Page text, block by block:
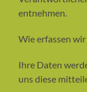
entnehmen.
Wie erfassen
Ihre Daten
uns diese